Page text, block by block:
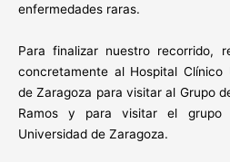
enfermedades raras.
Para finalizar nuestro recorrido,
concretamente al Hospital Clínico
de Zaragoza para visitar al Grupo
Ramos y para visitar el
Universidad de Zaragoza.